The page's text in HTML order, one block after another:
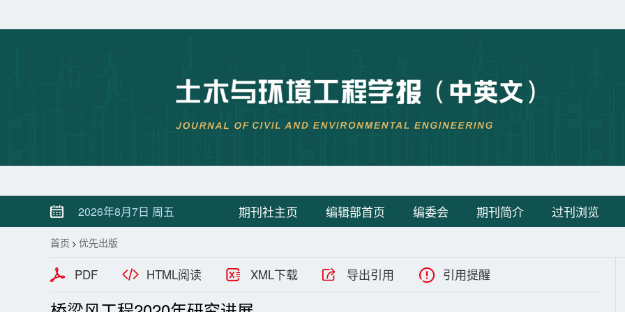
2026年8月7日 周五 期刊社主页 编辑部首页 编委会 期刊简介 过刊浏览
首页 > 优先出版
PDF HTML阅读 XML下载 导出引用 引用提醒